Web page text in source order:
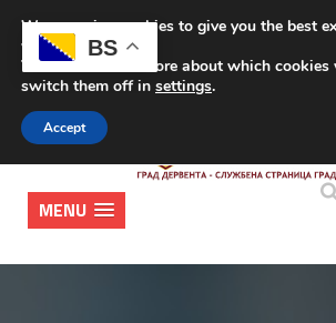
MENU
BS
We are using cookies to give you the best
website.
You can find out more about which cookies
switch them off in settings.
Accept